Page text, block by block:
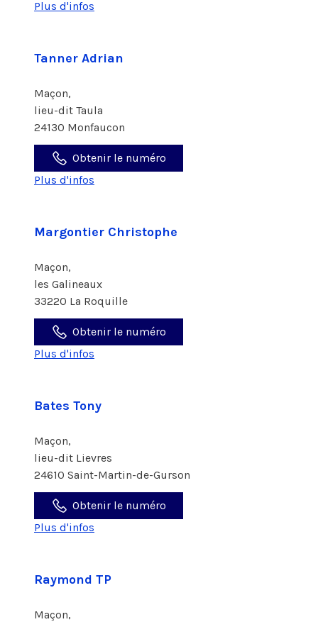
Plus d'infos
Tanner Adrian
Maçon,
lieu-dit Taula
24130 Monfaucon
Obtenir le numéro
Plus d'infos
Margontier Christophe
Maçon,
les Galineaux
33220 La Roquille
Obtenir le numéro
Plus d'infos
Bates Tony
Maçon,
lieu-dit Lievres
24610 Saint-Martin-de-Gurson
Obtenir le numéro
Plus d'infos
Raymond TP
Maçon,